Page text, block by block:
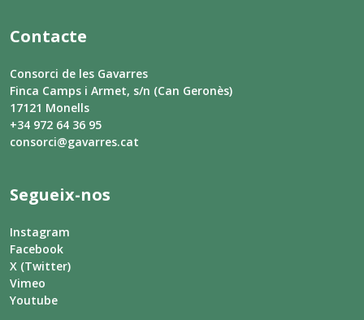
Contacte
Consorci de les Gavarres
Finca Camps i Armet, s/n (Can Geronès)
17121 Monells
+34 972 64 36 95
consorci@gavarres.cat
Segueix-nos
Instagram
Facebook
X (Twitter)
Vimeo
Youtube